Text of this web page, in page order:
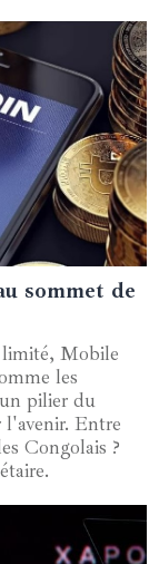
sommet de
Mobile
les
pilier du
Entre
Congolais ?